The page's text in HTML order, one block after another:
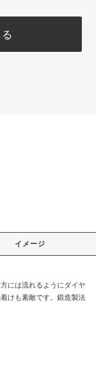
イメージ
には流れるようにダイヤ
けも素敵です。鍛造製法